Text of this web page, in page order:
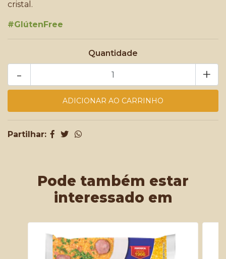
cristal.
#GlútenFree
Quantidade
+
-
Partilhar:
Pode também estar
interessado em